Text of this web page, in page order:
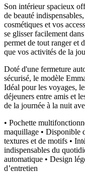
Son intérieur spacieux
de beauté
cosmétiques et vos
se glisser facilement
permet de tout ranger et
que vos activités de la
Doté d'une fermeture
sécurisé, le modèle
Idéal pour les voyages,
déjeuners entre amis et
de la journée à la nuit
• Pochette
maquillage • Disponible
textures et de motifs •
indispensables du
automatique • Design
d’entretien